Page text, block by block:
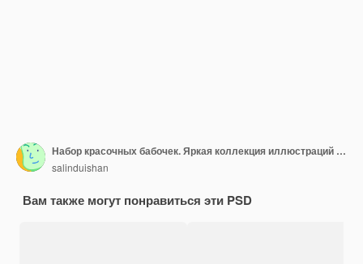
Набор красочных бабочек. Яркая коллекция иллюстраций насекомых
salinduishan
Вам также могут понравиться эти PSD